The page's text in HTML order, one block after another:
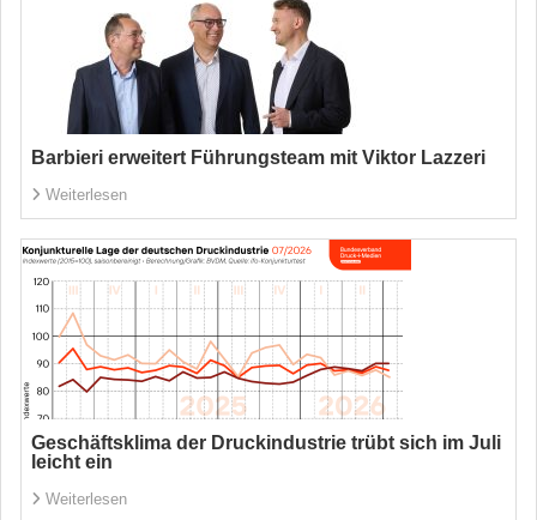
Barbieri erweitert Führungsteam mit Viktor Lazzeri
Weiterlesen
Geschäftsklima der Druckindustrie trübt sich im Juli
leicht ein
Weiterlesen